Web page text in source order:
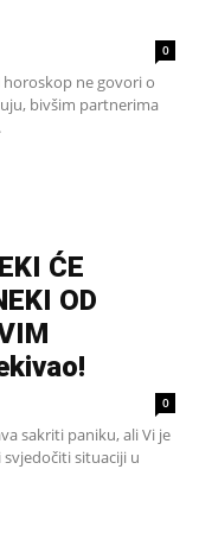
0
horoskop ne govori o
bivšim partnerima
ĆE
OD
0
sakriti paniku, ali Vi je
situaciji u